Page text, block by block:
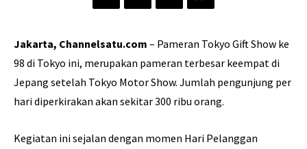
Jakarta, Channelsatu.com – Pameran Tokyo Gift Show ke
98 di Tokyo ini, merupakan pameran terbesar keempat di
Jepang setelah Tokyo Motor Show. Jumlah pengunjung per
hari diperkirakan akan sekitar 300 ribu orang.
Kegiatan ini sejalan dengan momen Hari Pelanggan